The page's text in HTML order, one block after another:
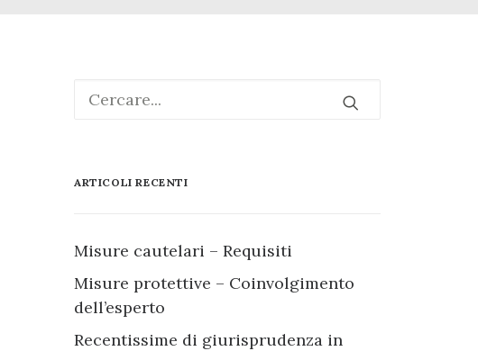
ARTICOLI RECENTI
Misure cautelari – Requisiti
Misure protettive – Coinvolgimento
dell’esperto
Recentissime di giurisprudenza in